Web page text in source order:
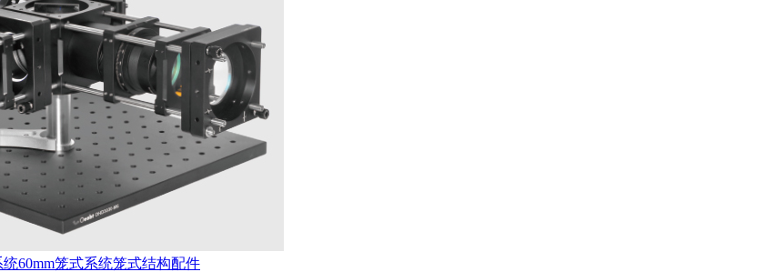
统60mm笼式系统笼式结构配件